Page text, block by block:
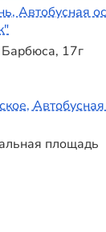
Автобусная
17г
площадь